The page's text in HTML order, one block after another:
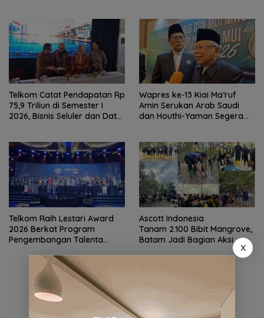
Telkom Catat Pendapatan Rp
75,9 Triliun di Semester I
2026, Bisnis Seluler dan Data
Wapres ke-13 Kiai Ma’ruf
Amin Serukan Arab Saudi
dan Houthi-Yaman Segera
Telkom Raih Lestari Award
2026 Berkat Program
Pengembangan Talenta
Ascott Indonesia
Tanam 2.100 Bibit Mangrove,
Batam Jadi Bagian Aksi
X